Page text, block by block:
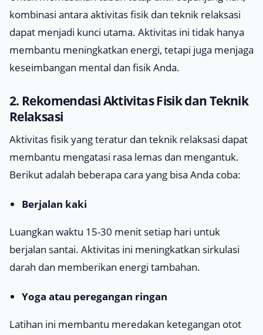
kombinasi antara aktivitas fisik dan teknik relaksasi
dapat menjadi kunci utama. Aktivitas ini tidak hanya
membantu meningkatkan energi, tetapi juga menjaga
keseimbangan mental dan fisik Anda.
2. Rekomendasi Aktivitas Fisik dan Teknik
Relaksasi
Aktivitas fisik yang teratur dan teknik relaksasi dapat
membantu mengatasi rasa lemas dan mengantuk.
Berikut adalah beberapa cara yang bisa Anda coba:
Berjalan kaki
Luangkan waktu 15-30 menit setiap hari untuk
berjalan santai. Aktivitas ini meningkatkan sirkulasi
darah dan memberikan energi tambahan.
Yoga atau peregangan ringan
Latihan ini membantu meredakan ketegangan otot